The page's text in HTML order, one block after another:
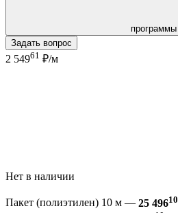
программы
Задать вопрос
2 54961 ₽/м
Нет в наличии
Пакет (полиэтилен) 10 м — 25 49610